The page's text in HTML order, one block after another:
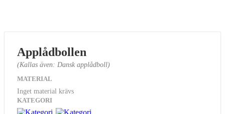
Applådbollen
(Kallas även: Dansk applådboll)
MATERIAL
Inget material krävs
KATEGORI